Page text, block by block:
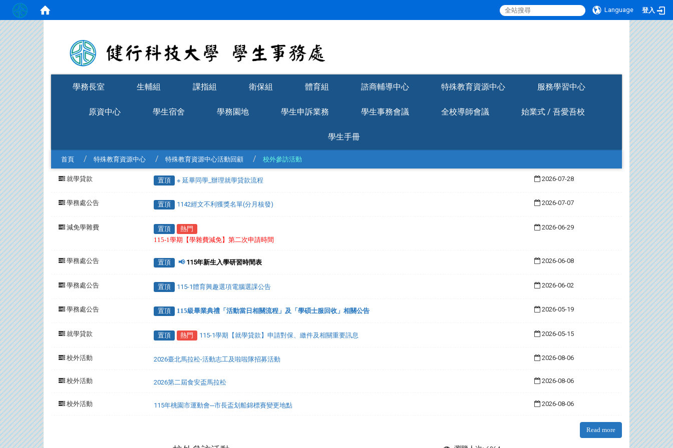
Language 登入
學務長室 生輔組 課指組 衛保組 體育組 諮商輔導中心 特殊教育資源中心 服務學習中心
原資中心 學生宿舍 學務園地 學生申訴業務 學生事務會議 全校導師會議 始業式 / 吾愛吾校
學生手冊
首頁 特殊教育資源中心 特殊教育資源中心活動回顧 校外參訪活動
就學貸款 置頂 ※ 延畢同學_辦理就學貸款流程 2026-07-28
學務處公告 置頂 1142經文不利獲獎名單(分月核發) 2026-07-07
減免學雜費 置頂
熱門
115-1學期【學雜費減免】第二次申請時間
2026-06-29
學務處公告 置頂 📢115年新生入學研習時間表 2026-06-08
學務處公告 置頂 115-1體育興趣選項電腦選課公告 2026-06-02
學務處公告 置頂 115級畢業典禮「活動當日相關流程」及「學碩士服回收」相關公告 2026-05-19
就學貸款 置頂 熱門 115-1學期【就學貸款】申請對保、繳件及相關重要訊息 2026-05-15
校外活動 2026臺北馬拉松-活動志工及啦啦隊招募活動 2026-08-06
校外活動 2026第二屆食安盃馬拉松 2026-08-06
校外活動 115年桃園市運動會─市長盃划船錦標賽變更地點 2026-08-06
Read more